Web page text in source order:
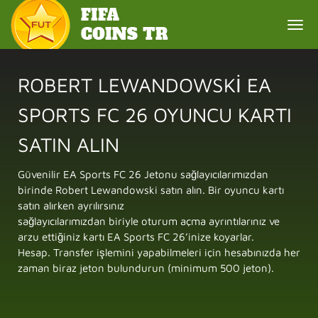
ROBERT LEWANDOWSKI EA
SPORTS FC 26 OYUNCU KARTI
SATIN ALIN
Güvenilir EA Sports FC 26 Jetonu sağlayıcılarımızdan
birinde Robert Lewandowski satın alın. Bir oyuncu kartı
satın alırken ayrılırsınız
sağlayıcılarımızdan biriyle oturum açma ayrıntılarınız ve
arzu ettiğiniz kartı EA Sports FC 26’inize koyarlar.
Hesap. Transfer işlemini yapabilmeleri için hesabınızda her
zaman biraz jeton bulundurun (minimum 500 jeton).